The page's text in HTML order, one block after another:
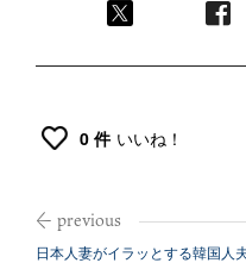
0 件 いいね！
日本人妻がイラッとする韓国人